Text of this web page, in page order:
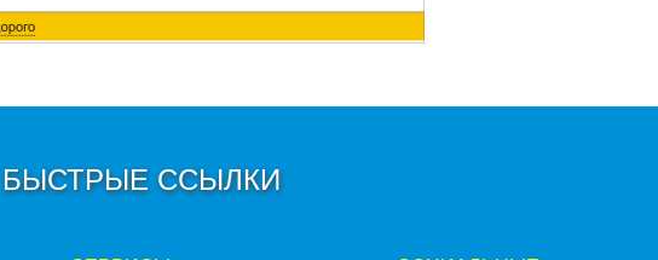
БЫСТРЫЕ ССЫЛКИ